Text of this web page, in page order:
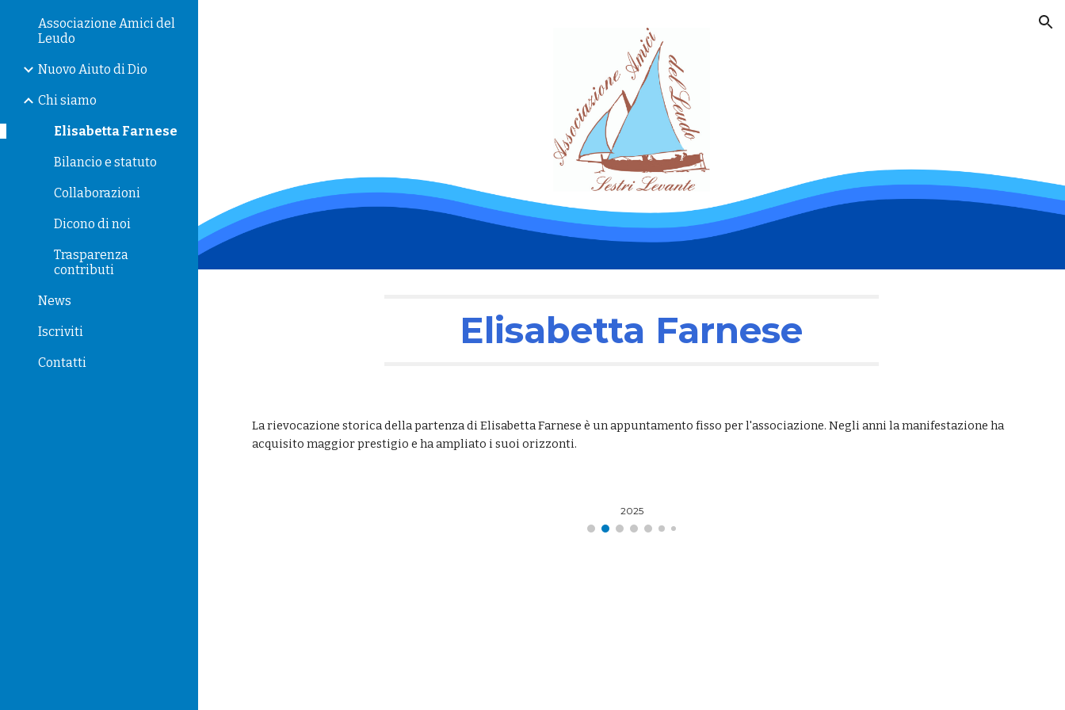
Skip to navigation
Associazione Amici del
Leudo
Nuovo Aiuto di Dio
Chi siamo
Elisabetta Farnese
Bilancio e statuto
Collaborazioni
Dicono di noi
Trasparenza
contributi
News
Iscriviti
Contatti
Elisabetta Farnese
La rievocazione storica della partenza di Elisabetta Farnese è un appuntamento fisso per l'associazione. Negli anni la manifestazione ha
acquisito maggior prestigio e ha ampliato i suoi orizzonti.
2025